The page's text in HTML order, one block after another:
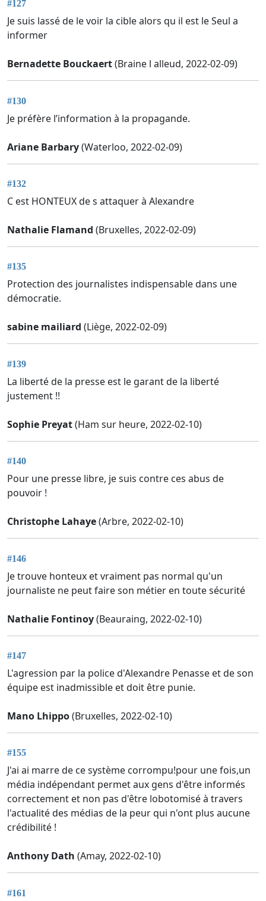
#127
Je suis lassé de le voir la cible alors qu il est le Seul a
informer
Bernadette Bouckaert(Braine l alleud, 2022-02-09)
#130
Je préfère l’information à la propagande.
Ariane Barbary(Waterloo, 2022-02-09)
#132
C est HONTEUX de s attaquer à Alexandre
Nathalie Flamand (Bruxelles, 2022-02-09)
#135
Protection des journalistes indispensable dans une
démocratie.
sabine mailiard (Liège, 2022-02-09)
#139
La liberté de la presse est le garant de la liberté
justement !!
Sophie Preyat(Ham sur heure, 2022-02-10)
#140
Pour une presse libre, je suis contre ces abus de
pouvoir !
Christophe Lahaye(Arbre, 2022-02-10)
#146
Je trouve honteux et vraiment pas normal qu'un
journaliste ne peut faire son métier en toute sécurité
Nathalie Fontinoy(Beauraing, 2022-02-10)
#147
L'agression par la police d'Alexandre Penasse et de son
équipe est inadmissible et doit être punie.
Mano Lhippo(Bruxelles, 2022-02-10)
#155
J'ai ai marre de ce système corrompu!pour une fois,un
média indépendant permet aux gens d'être informés
correctement et non pas d'être lobotomisé à travers
l'actualité des médias de la peur qui n'ont plus aucune
crédibilité !
Anthony Dath (Amay, 2022-02-10)
#161